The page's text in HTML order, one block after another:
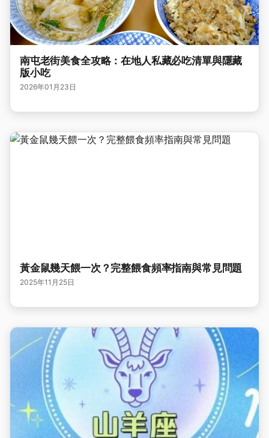
南屯老街美食全攻略：在地人私藏必吃清單與隱藏
版小吃
2026年01月23日
黃金鼠幾天餵一次？完整餵食頻率指南與常見問題
2025年11月25日